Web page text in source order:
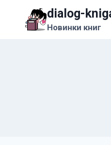
содержимому
dialog-
Новинки книг